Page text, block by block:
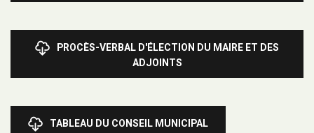
PROCÈS-VERBAL D'ÉLECTION DU MAIRE ET DES
ADJOINTS
TABLEAU DU CONSEIL MUNICIPAL